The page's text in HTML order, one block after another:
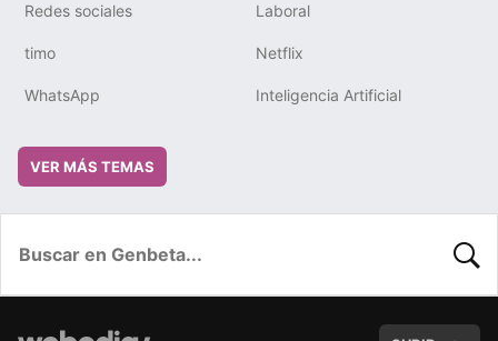
Redes sociales Laboral
timo Netflix
WhatsApp Inteligencia Artificial
VER MÁS TEMAS